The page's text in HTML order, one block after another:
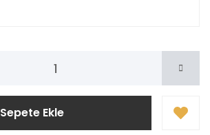
Sepete Ekle